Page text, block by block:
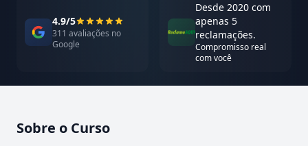
4.9/5
311 avaliações no
Google
Desde 2020 com
apenas 5
reclamações.
Compromisso real
com você
Sobre o Curso
Atualizado em abril de 2026